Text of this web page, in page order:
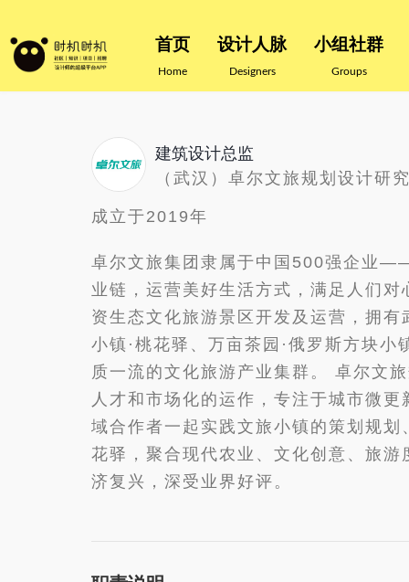
首页
Home
设计人脉
Designers
小组社群
Groups
建筑设计总监
（武汉）卓尔文旅规划设计研
成立于2019年
卓尔文旅集团隶属于中国500强企业
业链，运营美好生活方式，满足人们
资生态文化旅游景区开发及运营，拥
小镇·桃花驿、万亩茶园·俄罗斯方块
质一流的文化旅游产业集群。 卓尔文
人才和市场化的运作，专注于城市微
域合作者一起实践文旅小镇的策划规
花驿，聚合现代农业、文化创意、旅
济复兴，深受业界好评。